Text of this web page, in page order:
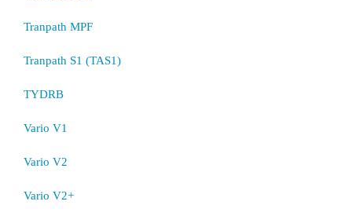
Tranpath MPF
Tranpath S1 (TAS1)
TYDRB
Vario V1
Vario V2
Vario V2+